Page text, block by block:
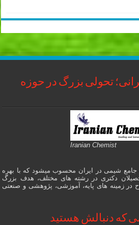
تحولی بزرگ در حوزه
Iranian Chemist
جامع شیمی در ایران محسوب میشود که با بهره
دکتری در رشته های مختلف، هدف بزرگ
زمینه های پایه، آموزشی، پژوهشی و صنعتی
که دنبالش هستید